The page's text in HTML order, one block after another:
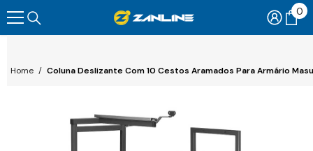
Pular Para O Conteúdo 00
Home / Coluna Deslizante Com 10 Cestos Aramados Para Armário